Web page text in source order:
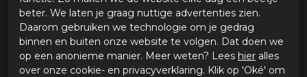
• Slijtvaste zool met sportief profiel
• Goede grip op voetsteunen en ondergrond
• Stabiel bij stilstand
Waterdichtheid
beter. We laten je graag nuttige advertenties zien.
Daarom gebruiken we technologie om je gedrag
binnen en buiten onze website te volgen. Dat doen we
op een anonieme manier. Meer weten? Lees hier alles
over onze cookie- en privacyverklaring. Klik op 'Oké' om